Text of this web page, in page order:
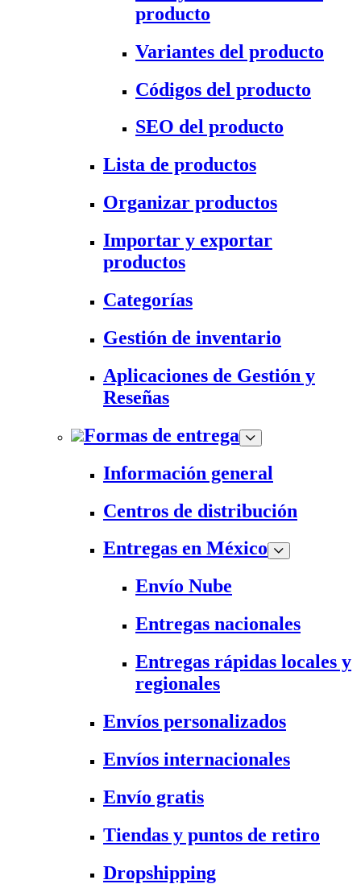
producto
Variantes del producto
Códigos del producto
SEO del producto
Lista de productos
Organizar productos
Importar y exportar
productos
Categorías
Gestión de inventario
Aplicaciones de Gestión y
Reseñas
Formas de entrega
Información general
Centros de distribución
Entregas en México
Envío Nube
Entregas nacionales
Entregas rápidas locales y
regionales
Envíos personalizados
Envíos internacionales
Envío gratis
Tiendas y puntos de retiro
Dropshipping